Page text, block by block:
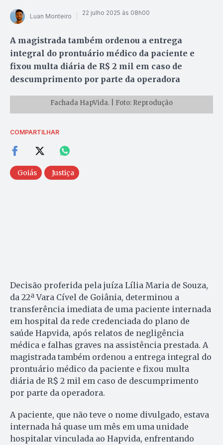
Luan Monteiro 22 julho 2025 às 08h00
A magistrada também ordenou a entrega
integral do prontuário médico da paciente e
fixou multa diária de R$ 2 mil em caso de
descumprimento por parte da operadora
Fachada HapVida. | Foto: Reprodução
COMPARTILHAR
Goiás Justiça
Decisão proferida pela juíza Lília Maria de Souza,
da 22ª Vara Cível de Goiânia, determinou a
transferência imediata de uma paciente internada
em hospital da rede credenciada do plano de
saúde Hapvida, após relatos de negligência
médica e falhas graves na assistência prestada. A
magistrada também ordenou a entrega integral do
prontuário médico da paciente e fixou multa
diária de R$ 2 mil em caso de descumprimento
por parte da operadora.
A paciente, que não teve o nome divulgado, estava
internada há quase um mês em uma unidade
hospitalar vinculada ao Hapvida, enfrentando